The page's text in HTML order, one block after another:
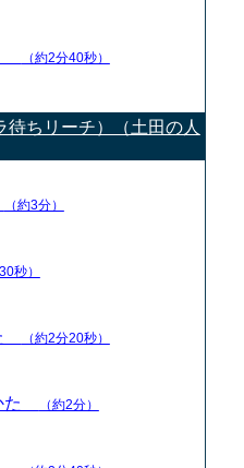
（約2分40秒）
待ちリーチ）（土田の人
（約3分）
秒）
（約2分20秒）
た （約2分）